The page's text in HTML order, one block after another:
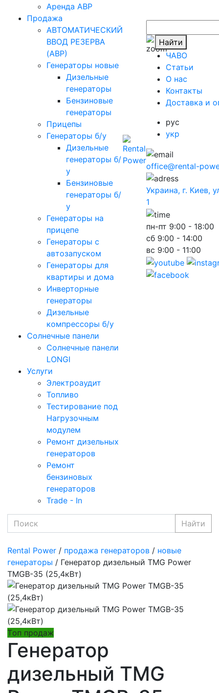
Аренда АВР
Продажа
АВТОМАТИЧЕСКИЙ
ВВОД РЕЗЕРВА
(АВР)
Генераторы новые
Дизельные
генераторы
Бензиновые
генераторы
Прицепы
Генераторы б/у
Дизельные
генераторы б/
у
Бензиновые
генераторы б/
у
Генераторы на
прицепе
Генераторы с
автозапуском
Генераторы для
квартиры и дома
Инверторные
генераторы
Дизельные
компрессоры б/у
Солнечные панели
Солнечные панели
LONGI
Услуги
Электроаудит
Топливо
Тестирование под
Нагрузочным
модулем
Ремонт дизельных
генераторов
Ремонт
бензиновых
генераторов
Trade - In
Найти
ЧАВО
Cтатьи
O нас
Контакты
Доставка и
рус
укр
office@rental-
Украина, г. Киев,
1
пн-пт 9:00 - 18:00
сб 9:00 - 14:00
вс 9:00 - 11:00
Найти
Rental Power / продажа генераторов / новые
генераторы / Генератор дизельный TMG Power
TMGB-35 (25,4кВт)
Tоп продаж
Генератор
дизельный TMG